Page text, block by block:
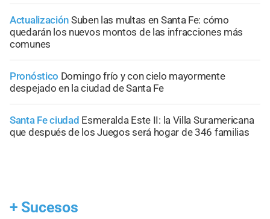
Actualización Suben las multas en Santa Fe: cómo
quedarán los nuevos montos de las infracciones más
comunes
Pronóstico Domingo frío y con cielo mayormente
despejado en la ciudad de Santa Fe
Santa Fe ciudad Esmeralda Este II: la Villa Suramericana
que después de los Juegos será hogar de 346 familias
+ Sucesos